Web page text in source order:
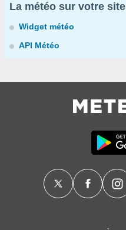
La météo sur votre site
Widget météo
API Météo